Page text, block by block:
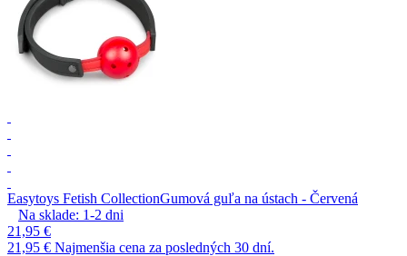
Easytoys Fetish CollectionGumová guľa na ústach - Červená
Na sklade: 1-2 dni
21,95 €
21,95 € Najmenšia cena za posledných 30 dní.